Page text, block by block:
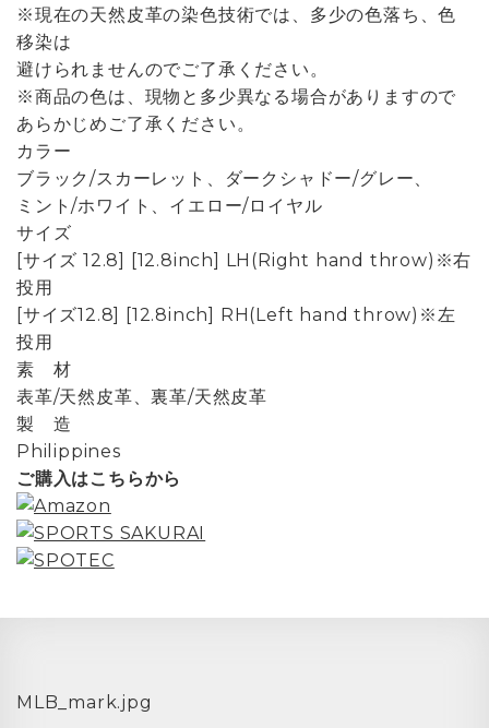
※現在の天然皮革の染色技術では、多少の色落ち、色
移染は
避けられませんのでご了承ください。
※商品の色は、現物と多少異なる場合がありますので
あらかじめご了承ください。
カラー
ブラック/スカーレット、ダークシャドー/グレー、
ミント/ホワイト、イエロー/ロイヤル
サイズ
[サイズ 12.8] [12.8inch] LH(Right hand throw)※右
投用
[サイズ12.8] [12.8inch] RH(Left hand throw)※左
投用
素 材
表革/天然皮革、裏革/天然皮革
製 造
Philippines
ご購入はこちらから
MLB_mark.jpg